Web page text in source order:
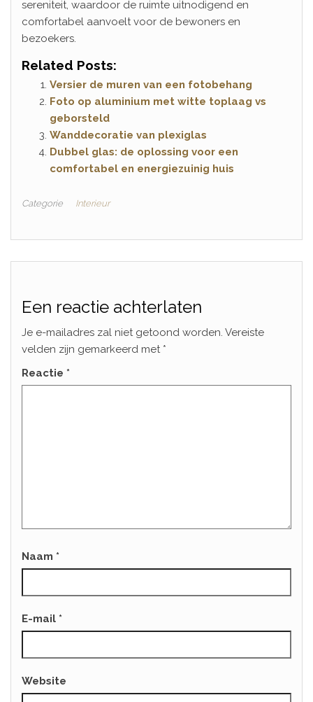
sereniteit, waardoor de ruimte uitnodigend en
comfortabel aanvoelt voor de bewoners en
bezoekers.
Related Posts:
Versier de muren van een fotobehang
Foto op aluminium met witte toplaag vs
geborsteld
Wanddecoratie van plexiglas
Dubbel glas: de oplossing voor een
comfortabel en energiezuinig huis
Categorie Interieur
Een reactie achterlaten
Je e-mailadres zal niet getoond worden. Vereiste
velden zijn gemarkeerd met *
Reactie *
Naam *
E-mail *
Website